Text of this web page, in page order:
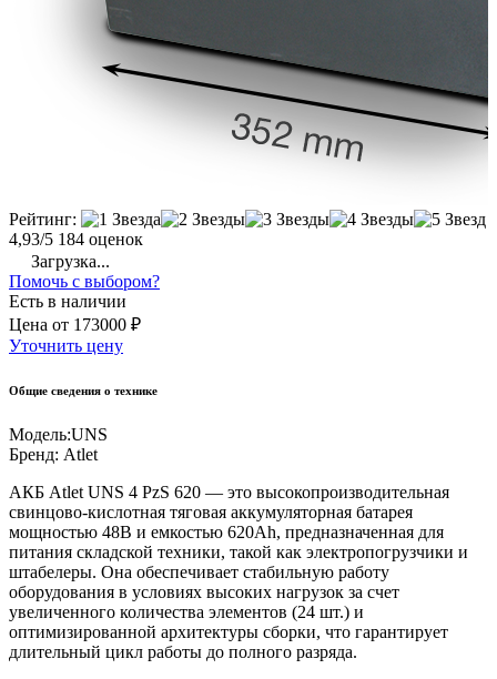
Рейтинг:
4,93/5 184 оценок
Загрузка...
Помочь с выбором?
Есть в наличии
Цена от 173000 ₽
Уточнить цену
Общие сведения о технике
Модель:UNS
Бренд: Atlet
АКБ Atlet UNS 4 PzS 620 — это высокопроизводительная
свинцово-кислотная тяговая аккумуляторная батарея
мощностью 48В и емкостью 620Ah, предназначенная для
питания складской техники, такой как электропогрузчики и
штабелеры. Она обеспечивает стабильную работу
оборудования в условиях высоких нагрузок за счет
увеличенного количества элементов (24 шт.) и
оптимизированной архитектуры сборки, что гарантирует
длительный цикл работы до полного разряда.